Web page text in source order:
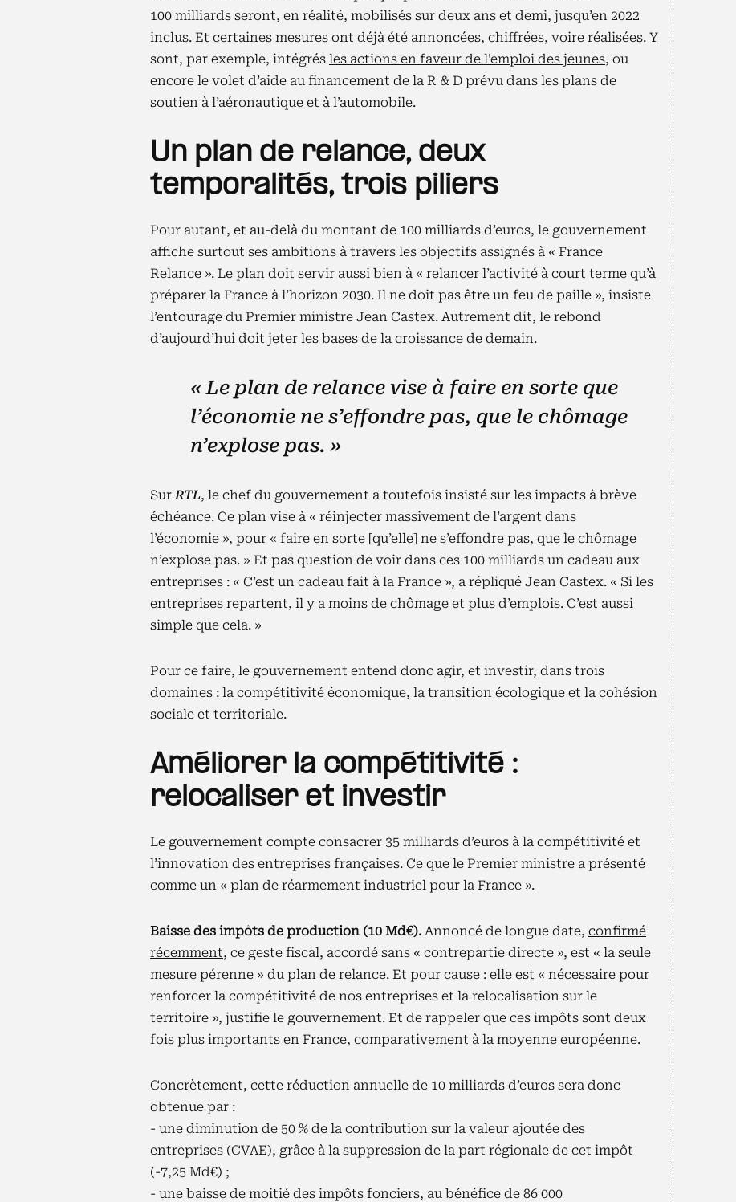
100 milliards seront, en réalité, mobilisés sur deux ans et demi, jusqu’en 2022
inclus. Et certaines mesures ont déjà été annoncées, chiffrées, voire réalisées. Y
sont, par exemple, intégrés les actions en faveur de l'emploi des jeunes, ou
encore le volet d’aide au financement de la R & D prévu dans les plans de
soutien à l’aéronautique et à l’automobile.
Un plan de relance, deux
temporalités, trois piliers
Pour autant, et au-delà du montant de 100 milliards d’euros, le gouvernement
affiche surtout ses ambitions à travers les objectifs assignés à « France
Relance ». Le plan doit servir aussi bien à « relancer l’activité à court terme qu’à
préparer la France à l’horizon 2030. Il ne doit pas être un feu de paille », insiste
l’entourage du Premier ministre Jean Castex. Autrement dit, le rebond
d’aujourd’hui doit jeter les bases de la croissance de demain.
« Le plan de relance vise à faire en sorte que
l’économie ne s’effondre pas, que le chômage
n’explose pas. »
SurRTL, le chef du gouvernement a toutefois insisté sur les impacts à brève
échéance. Ce plan vise à « réinjecter massivement de l’argent dans
l’économie », pour « faire en sorte [qu’elle] ne s’effondre pas, que le chômage
n’explose pas. » Et pas question de voir dans ces 100 milliards un cadeau aux
entreprises : « C’est un cadeau fait à la France », a répliqué Jean Castex. « Si les
entreprises repartent, il y a moins de chômage et plus d’emplois. C’est aussi
simple que cela. »
Pour ce faire, le gouvernement entend donc agir, et investir, dans trois
domaines : la compétitivité économique, la transition écologique et la cohésion
sociale et territoriale.
Améliorer la compétitivité :
relocaliser et investir
Le gouvernement compte consacrer 35 milliards d’euros à la compétitivité et
l’innovation des entreprises françaises. Ce que le Premier ministre a présenté
comme un « plan de réarmement industriel pour la France ».
Baisse des impôts de production (10 Md€). Annoncé de longue date, confirmé
récemment, ce geste fiscal, accordé sans « contrepartie directe », est « la seule
mesure pérenne » du plan de relance. Et pour cause : elle est « nécessaire pour
renforcer la compétitivité de nos entreprises et la relocalisation sur le
territoire », justifie le gouvernement. Et de rappeler que ces impôts sont deux
fois plus importants en France, comparativement à la moyenne européenne.
Concrètement, cette réduction annuelle de 10 milliards d’euros sera donc
obtenue par :
- une diminution de 50 % de la contribution sur la valeur ajoutée des
entreprises (CVAE), grâce à la suppression de la part régionale de cet impôt
(-7,25 Md€) ;
- une baisse de moitié des impôts fonciers, au bénéfice de 86 000